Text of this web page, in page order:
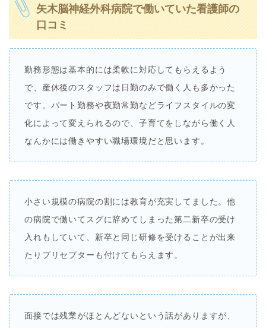
矢木脳神経外科病院で働いていた看護師の
口コミ
勤務形態は基本的には柔軟に対応してもらえるよう
で、産休後のスタッフは日勤のみで働く人も多かった
です。パート勤務や夜勤常勤などライフスタイルの変
化によって変えられるので、子育てをしながら働く人
なんかには働きやすい職場環境だと思います。
小さい規模の病院の割には教育が充実してました。他
の病院で働いてスグに辞めてしまった第二新卒の受け
入れもしていて、新卒と同じ研修を受けることが出来
たりプリセプターも付けてもらえます。
面接では残業がほとんどないという話がありますが、